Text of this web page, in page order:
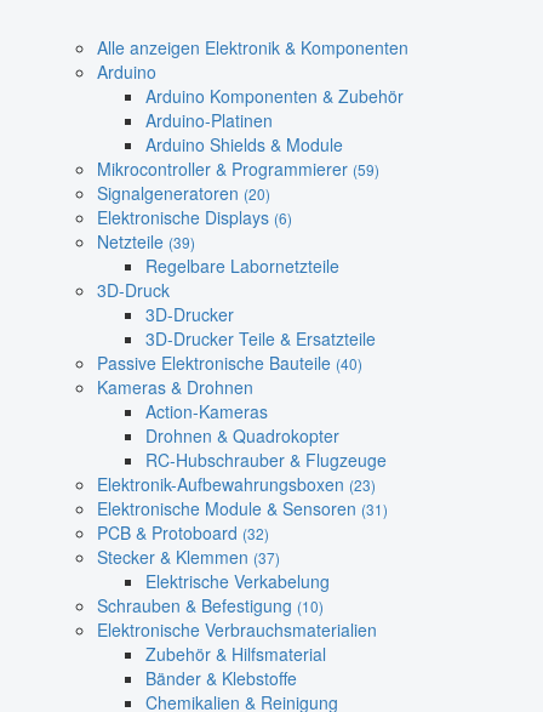
Alle anzeigen Elektronik & Komponenten
Arduino
Arduino Komponenten & Zubehör
Arduino-Platinen
Arduino Shields & Module
Mikrocontroller & Programmierer (59)
Signalgeneratoren (20)
Elektronische Displays (6)
Netzteile (39)
Regelbare Labornetzteile
3D-Druck
3D-Drucker
3D-Drucker Teile & Ersatzteile
Passive Elektronische Bauteile (40)
Kameras & Drohnen
Action-Kameras
Drohnen & Quadrokopter
RC-Hubschrauber & Flugzeuge
Elektronik-Aufbewahrungsboxen (23)
Elektronische Module & Sensoren (31)
PCB & Protoboard (32)
Stecker & Klemmen (37)
Elektrische Verkabelung
Schrauben & Befestigung (10)
Elektronische Verbrauchsmaterialien
Zubehör & Hilfsmaterial
Bänder & Klebstoffe
Chemikalien & Reinigung